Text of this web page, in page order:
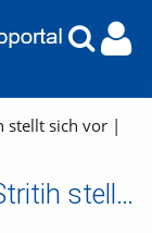
stellt sich vor |
Herzlich willkommen: Ana Stritih stellt sich vor | UNR